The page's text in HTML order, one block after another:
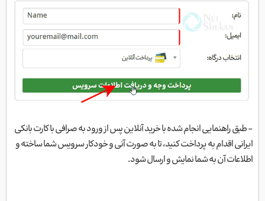
- طبق راهنمایی انجام شده با خرید آنلاین پس از ورود به صرافی با کارت بانکی
ایرانی اقدام به پرداخت کنید، تا به صورت آنی و خودکار سرویس شما ساخته و
اطلاعات آن به شما نمایش و ارسال شود.